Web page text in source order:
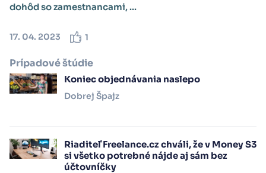
dohôd so zamestnancami, ...
17. 04. 2023 1
Prípadové štúdie
Koniec objednávania naslepo
Dobrej Špajz
Riaditeľ Freelance.cz chváli, že v Money S3
si všetko potrebné nájde aj sám bez
účtovníčky